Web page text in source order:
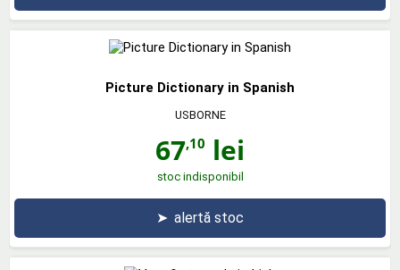
Picture Dictionary in Spanish
USBORNE
67,10 lei
stoc indisponibil
➤ alertă stoc